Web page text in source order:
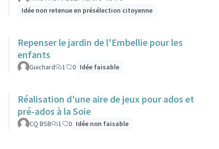
Idée non retenue en présélection citoyenne
Repenser le jardin de l'Embellie pour les
enfants
Guichard 1 0 Idée faisable
Réalisation d'une aire de jeux pour ados et
pré-ados à la Soie
CQ BSB 1 0 Idée non faisable